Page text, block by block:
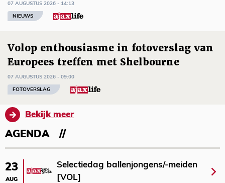
07 AUGUSTUS 2026 - 14:13
NIEUWS
Volop enthousiasme in fotoverslag van
Europees treffen met Shelbourne
07 AUGUSTUS 2026 - 09:00
FOTOVERSLAG
Bekijk meer
AGENDA
23
AUG
Selectiedag ballenjongens/-meiden
[VOL]